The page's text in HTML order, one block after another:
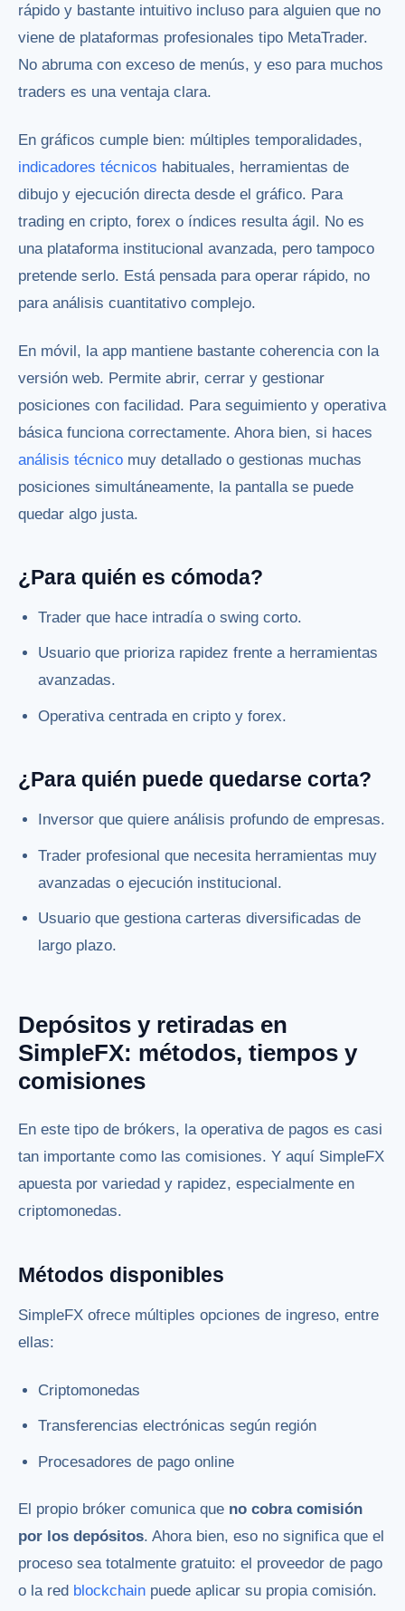
rápido y bastante intuitivo incluso para alguien que no
viene de plataformas profesionales tipo MetaTrader.
No abruma con exceso de menús, y eso para muchos
traders es una ventaja clara.
En gráficos cumple bien: múltiples temporalidades,
indicadores técnicos habituales, herramientas de
dibujo y ejecución directa desde el gráfico. Para
trading en cripto, forex o índices resulta ágil. No es
una plataforma institucional avanzada, pero tampoco
pretende serlo. Está pensada para operar rápido, no
para análisis cuantitativo complejo.
En móvil, la app mantiene bastante coherencia con la
versión web. Permite abrir, cerrar y gestionar
posiciones con facilidad. Para seguimiento y operativa
básica funciona correctamente. Ahora bien, si haces
análisis técnico muy detallado o gestionas muchas
posiciones simultáneamente, la pantalla se puede
quedar algo justa.
¿Para quién es cómoda?
Trader que hace intradía o swing corto.
Usuario que prioriza rapidez frente a herramientas
avanzadas.
Operativa centrada en cripto y forex.
¿Para quién puede quedarse corta?
Inversor que quiere análisis profundo de empresas.
Trader profesional que necesita herramientas muy
avanzadas o ejecución institucional.
Usuario que gestiona carteras diversificadas de
largo plazo.
Depósitos y retiradas en
SimpleFX: métodos, tiempos y
comisiones
En este tipo de brókers, la operativa de pagos es casi
tan importante como las comisiones. Y aquí SimpleFX
apuesta por variedad y rapidez, especialmente en
criptomonedas.
Métodos disponibles
SimpleFX ofrece múltiples opciones de ingreso, entre
ellas:
Criptomonedas
Transferencias electrónicas según región
Procesadores de pago online
El propio bróker comunica que no cobra comisión
por los depósitos. Ahora bien, eso no significa que el
proceso sea totalmente gratuito: el proveedor de pago
o la red blockchain puede aplicar su propia comisión.